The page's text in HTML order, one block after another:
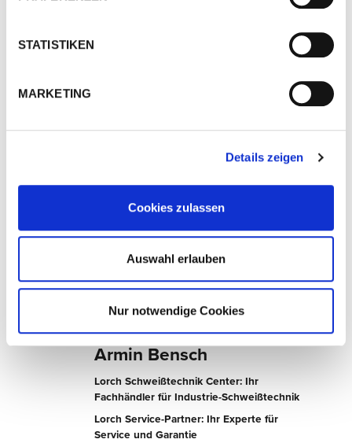
STATISTIKEN
MARKETING
Details zeigen
Cookies zulassen
Auswahl erlauben
Nur notwendige Cookies
Fachhändler für Industrie-Schweißtechnik
D22 V274 Dublin 22
Zum Partner
Route berechnen
Armin Bensch
Lorch Schweißtechnik Center: Ihr
Fachhändler für Industrie-Schweißtechnik
Lorch Service-Partner: Ihr Experte für
Service und Garantie